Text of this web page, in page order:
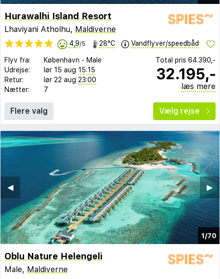
Hurawalhi Island Resort
Lhaviyani Atholhu, Maldiverne
4,9/5 28°C Vandflyver/speedbåd
Flyv fra: København - Male
Udrejse:
lør 15 aug 15:15
Retur:
lør 22 aug 23:00
Nætter:
7
Total pris 64.390,-
32.195,-
læs mere
Flere valg Vælg rejse
1/70
▶︎
◀︎
Oblu Nature Helengeli
Male, Maldiverne